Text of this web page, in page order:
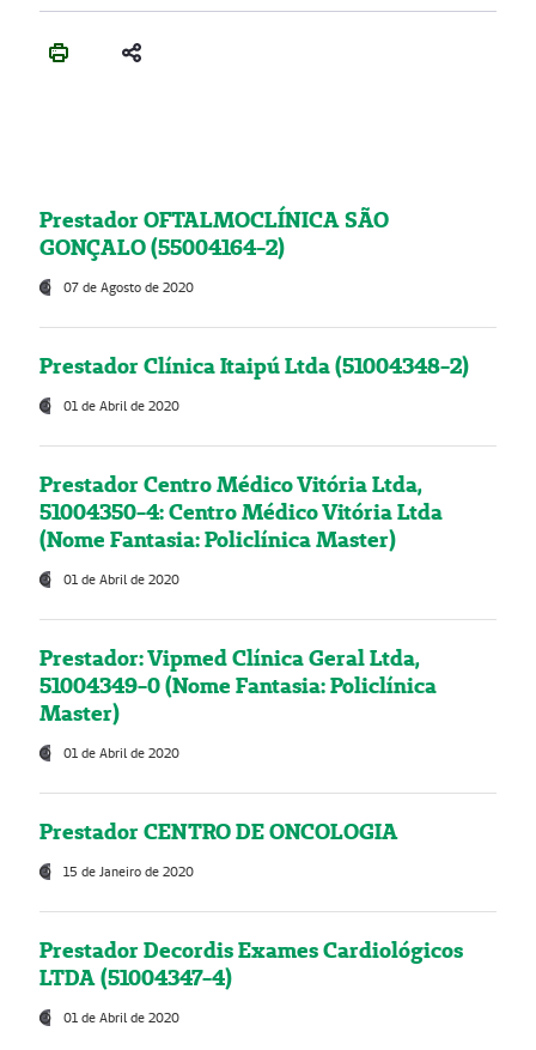
Prestador OFTALMOCLÍNICA SÃO
GONÇALO (55004164-2)
07 de Agosto de 2020
Prestador Clínica Itaipú Ltda (51004348-2)
01 de Abril de 2020
Prestador Centro Médico Vitória Ltda,
51004350-4: Centro Médico Vitória Ltda
(Nome Fantasia: Policlínica Master)
01 de Abril de 2020
Prestador: Vipmed Clínica Geral Ltda,
51004349-0 (Nome Fantasia: Policlínica
Master)
01 de Abril de 2020
Prestador CENTRO DE ONCOLOGIA
15 de Janeiro de 2020
Prestador Decordis Exames Cardiológicos
LTDA (51004347-4)
01 de Abril de 2020